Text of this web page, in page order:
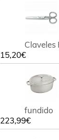
Claveles
15,20€
fundido
223,99€